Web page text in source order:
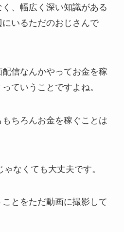
、幅広く深い知識がある
いるただのおじさんで
信なんかやってお金を稼
ていうことですよね。
ちろんお金を稼ぐことは
なくても大丈夫です。
とをただ動画に撮影して